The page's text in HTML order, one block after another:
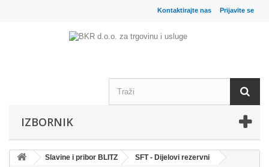
Prijavite se
Kontaktirajte nas
IZBORNIK
Slavine i pribor BLITZ
SFT - Dijelovi rezervni